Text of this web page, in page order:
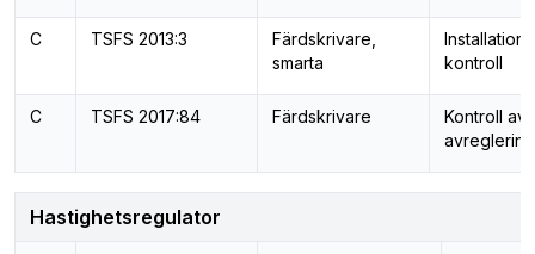
C TSFS 2013:3
Färdskrivare,
smarta
kontroll
C TSFS 2017:84 Färdskrivare
Kontroll av
Hastighetsregulator